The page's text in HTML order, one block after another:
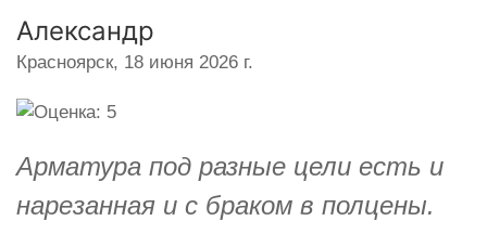
Александр
Красноярск, 18 июня 2026 г.
Арматура под разные цели есть и
нарезанная и с браком в полцены.